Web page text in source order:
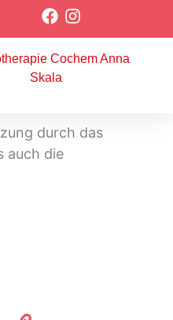
durch das
auch die